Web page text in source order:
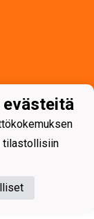
evästeitä
tilastollisiin